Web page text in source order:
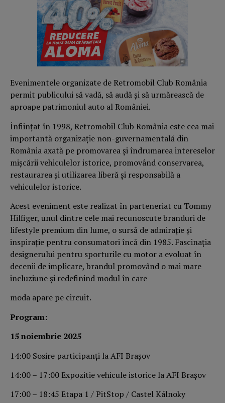
Evenimentele organizate de Retromobil Club România
permit publicului să vadă, să audă și să urmărească de
aproape patrimoniul auto al României.
Înființat în 1998, Retromobil Club România este cea mai
importantă organizație non-guvernamentală din
România axată pe promovarea și îndrumarea intereselor
mișcării vehiculelor istorice, promovând conservarea,
restaurarea și utilizarea liberă și responsabilă a
vehiculelor istorice.
Acest eveniment este realizat în parteneriat cu Tommy
Hilfiger, unul dintre cele mai recunoscute branduri de
lifestyle premium din lume, o sursă de admirație și
inspirație pentru consumatori încă din 1985. Fascinația
designerului pentru sporturile cu motor a evoluat în
decenii de implicare, brandul promovând o mai mare
incluziune și redefinind modul în care
moda apare pe circuit.
Program:
15 noiembrie 2025
14:00 Sosire participanți la AFI Brașov
14:00 – 17:00 Expozitie vehicule istorice la AFI Brașov
17:00 – 18:45 Etapa 1 / PitStop / Castel Kálnoky